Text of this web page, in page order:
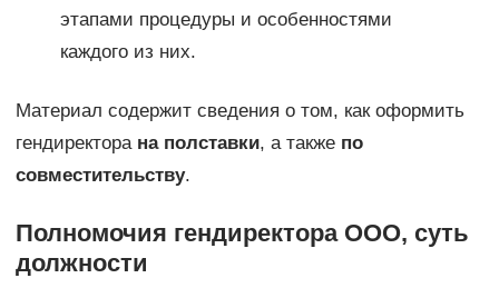
этапами процедуры и особенностями
каждого из них.
Материал содержит сведения о том, как оформить
гендиректора на полставки, а также по
совместительству.
Полномочия гендиректора ООО, суть
должности